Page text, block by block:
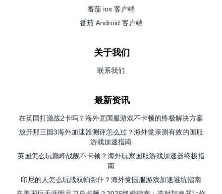
番茄 ios 客户端
番茄 Android 客户端
关于我们
联系我们
最新资讯
在英国打激战2卡吗？海外党国服游戏不卡顿的终极解决方案
放开那三国3海外加速器测评怎么过？海外党亲测有效的国服
游戏加速指南
英国怎么玩巅峰战舰不卡顿？海外玩家国服游戏加速器终极指
南
印尼的人怎么玩战双帕弥什？海外党国服游戏加速避坑指南